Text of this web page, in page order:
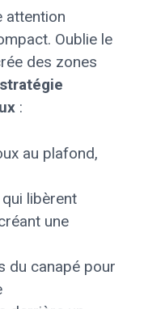
attention
Oublie le
des zones
:
au plafond,
libèrent
une
du canapé pour